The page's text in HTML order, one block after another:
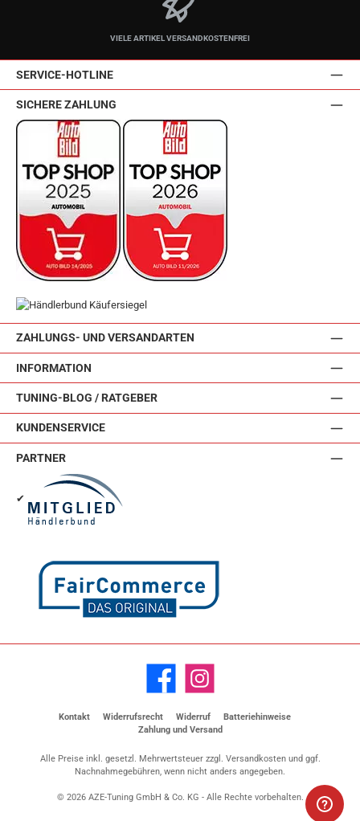
VIELE ARTIKEL VERSANDKOSTENFREI
SERVICE-HOTLINE
ZAHLUNGS- UND VERSANDARTEN
INFORMATION
TUNING-BLOG / RATGEBER
KUNDENSERVICE
SICHERE ZAHLUNG
PARTNER
✔
Facebook Instagram
Kontakt Widerrufsrecht Widerruf
Batteriehinweise
Zahlung und Versand
Alle Preise inkl. gesetzl. Mehrwertsteuer zzgl. Versandkostenund ggf.
Nachnahmegebühren, wenn nicht anders angegeben.
© 2026 AZE-Tuning GmbH & Co. KG - Alle Rechte vorbehalten.